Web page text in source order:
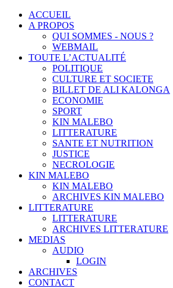
ACCUEIL
A PROPOS
QUI SOMMES - NOUS ?
WEBMAIL
TOUTE L’ACTUALITÉ
POLITIQUE
CULTURE ET SOCIETE
BILLET DE ALI KALONGA
ECONOMIE
SPORT
KIN MALEBO
LITTERATURE
SANTE ET NUTRITION
JUSTICE
NECROLOGIE
KIN MALEBO
KIN MALEBO
ARCHIVES KIN MALEBO
LITTERATURE
LITTERATURE
ARCHIVES LITTERATURE
MEDIAS
AUDIO
LOGIN
ARCHIVES
CONTACT